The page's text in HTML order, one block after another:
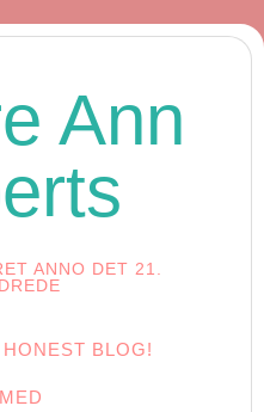
Ann
ANNO DET 21.
BLOG!